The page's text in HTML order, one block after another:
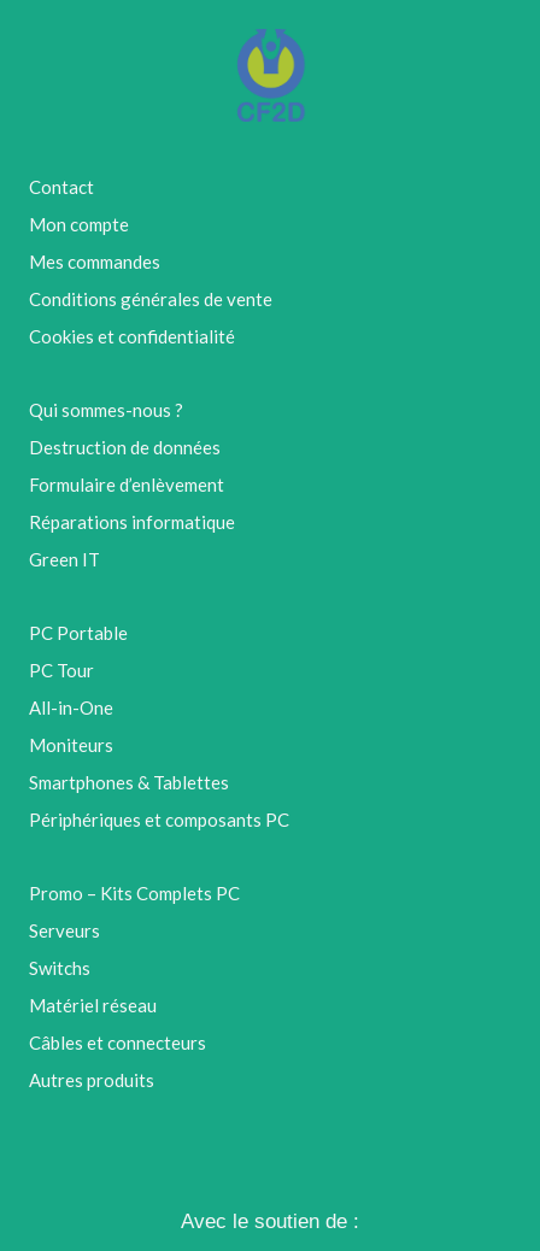
Contact
Mon compte
Mes commandes
Conditions générales de vente
Cookies et confidentialité
Qui sommes-nous ?
Destruction de données
Formulaire d’enlèvement
Réparations informatique
Green IT
PC Portable
PC Tour
All-in-One
Moniteurs
Smartphones & Tablettes
Périphériques et composants PC
Promo – Kits Complets PC
Serveurs
Switchs
Matériel réseau
Câbles et connecteurs
Autres produits
Avec le soutien de :